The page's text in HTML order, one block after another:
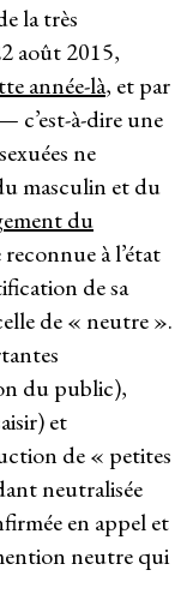
la très
août 2015,
année-là, et par
c’est-à-dire une
ne
masculin et du
du
reconnue à l’état
de sa
de « neutre ».
du public),
et
de « petites
neutralisée
en appel et
neutre qui